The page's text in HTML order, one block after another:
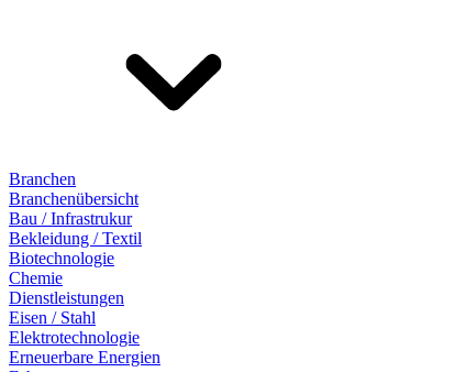
Branchen
Branchenübersicht
Bau / Infrastrukur
Bekleidung / Textil
Biotechnologie
Chemie
Dienstleistungen
Eisen / Stahl
Elektrotechnologie
Erneuerbare Energien